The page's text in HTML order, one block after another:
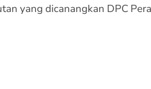
yang dicanangkan DPC